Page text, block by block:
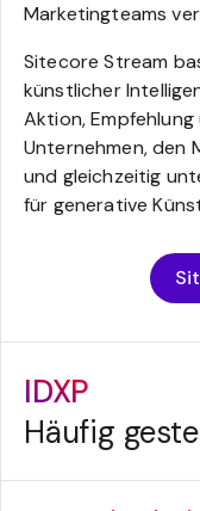
Marketingteams
Sitecore Stream
künstlicher
Aktion,
Unternehmen, den
und gleichzeitig
für generative
IDXP
Häufig